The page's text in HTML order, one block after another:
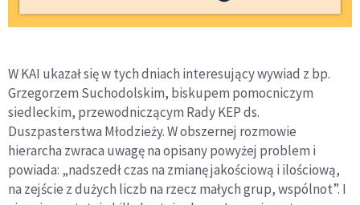
W KAI ukazał się w tych dniach interesujący wywiad z bp.
Grzegorzem Suchodolskim, biskupem pomocniczym
siedleckim, przewodniczącym Rady KEP ds.
Duszpasterstwa Młodzieży. W obszernej rozmowie
hierarcha zwraca uwagę na opisany powyżej problem i
powiada: „nadszedł czas na zmianę jakościową i ilościową,
na zejście z dużych liczb na rzecz małych grup, wspólnot”. I